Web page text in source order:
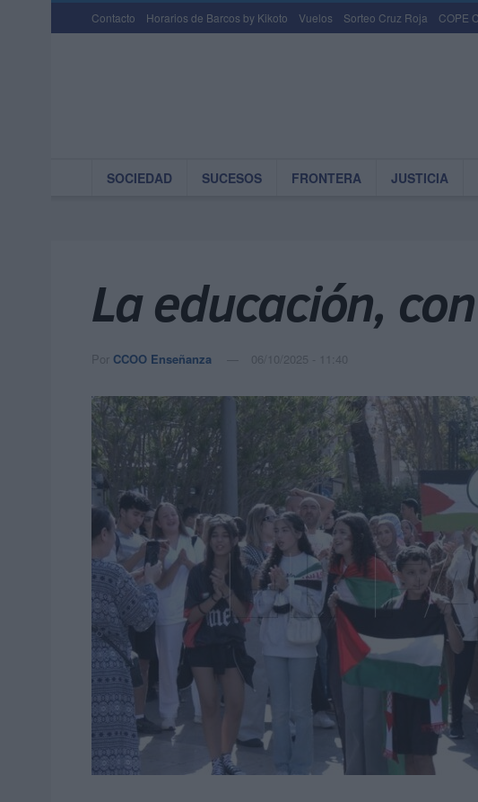
Contacto Horarios de Barcos by Kikoto Vuelos Sorteo Cruz Roja COPE
SOCIEDAD SUCESOS FRONTERA JUSTICIA
La educación,
Por CCOO Enseñanza 06/10/2025 - 11:40